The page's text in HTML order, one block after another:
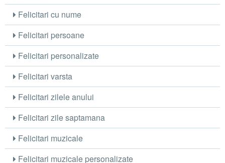
Felicitari cu nume
Felicitari persoane
Felicitari personalizate
Felicitari varsta
Felicitari zilele anului
Felicitari zile saptamana
Felicitari muzicale
Felicitari muzicale personalizate